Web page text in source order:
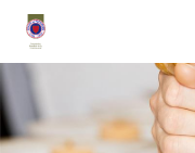
Siirry
sivun
sisältöön
Chaîne des Rôtisseurs